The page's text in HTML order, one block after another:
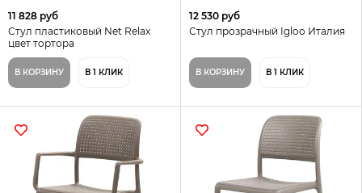
11 828 руб
Стул пластиковый Net Relax
цвет тортора
В КОРЗИНУ В 1 КЛИК
12 530 руб
Стул прозрачный Igloo Италия
В КОРЗИНУ В 1 КЛИК